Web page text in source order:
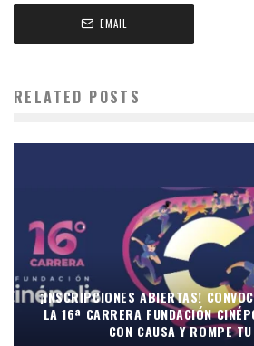
EMAIL
RELATED POSTS
¡INSCRIPCIONES ABIERTAS!
LA 16ª CARRERA FUNDACIÓN
CON CAUSA Y ROMPE